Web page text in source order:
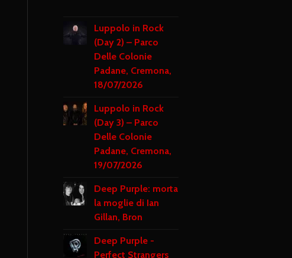
Luppolo in Rock
(Day 2) – Parco
Delle Colonie
Padane, Cremona,
18/07/2026
Luppolo in Rock
(Day 3) – Parco
Delle Colonie
Padane, Cremona,
19/07/2026
Deep Purple: morta
la moglie di Ian
Gillan, Bron
Deep Purple -
Perfect Strangers